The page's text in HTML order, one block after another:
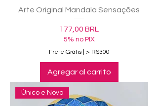
Arte Original Mandala Sensações
Precio
177,00 BRL
5% no PIX
Frete Grátis | > R$300
Agregar al carrito
Único e Novo